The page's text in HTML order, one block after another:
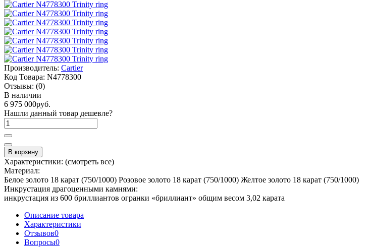
Производитель: Cartier
Код Товара: N4778300
Отзывы: (0)
В наличии
6 975 000руб.
Нашли данный товар дешевле?
В корзину
Характеристики: (смотреть все)
Материал:
Белое золото 18 карат (750/1000) Розовое золото 18 карат (750/1000) Желтое золото 18 карат (750/1000)
Инкрустация драгоценными камнями:
инкрустация из 600 бриллиантов огранки «бриллиант» общим весом 3,02 карата
Описание товара
Характеристики
Отзывов0
Вопросы0